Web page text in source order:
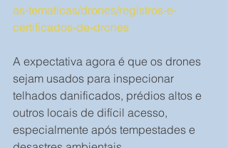
as-tematicas/drones/registros-e-
certificados-de-drones
A expectativa agora é que os drones
sejam usados para inspecionar
telhados danificados, prédios altos e
outros locais de difícil acesso,
especialmente após tempestades e